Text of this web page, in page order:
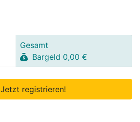
Gesamt
Bargeld 0,00 €
Jetzt registrieren!